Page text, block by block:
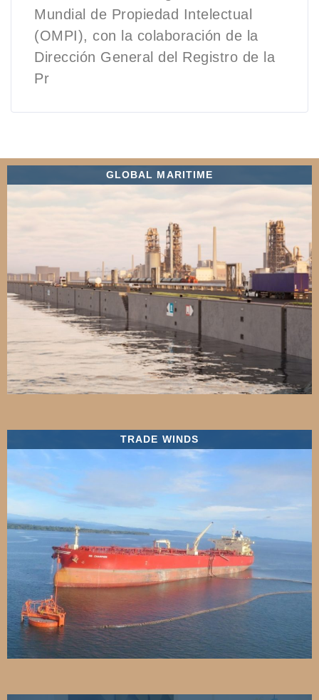
Mundial de Propiedad Intelectual
(OMPI), con la colaboración de la
Dirección General del Registro de la
Pr
GLOBAL MARITIME
TRADE WINDS